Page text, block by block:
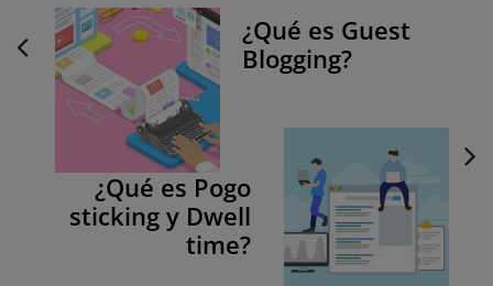
¿Qué es Guest
Blogging?
¿Qué es Pogo
sticking y Dwell
time?